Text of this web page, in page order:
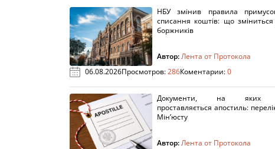
НБУ змінив правила
списання коштів: що
боржників
Автор:Лента от Протокола
06.08.2026Просмотров:286Коментарии:0
Документи, на яких
проставляється апостиль:
Мін’юсту
Автор:Лента от Протокола